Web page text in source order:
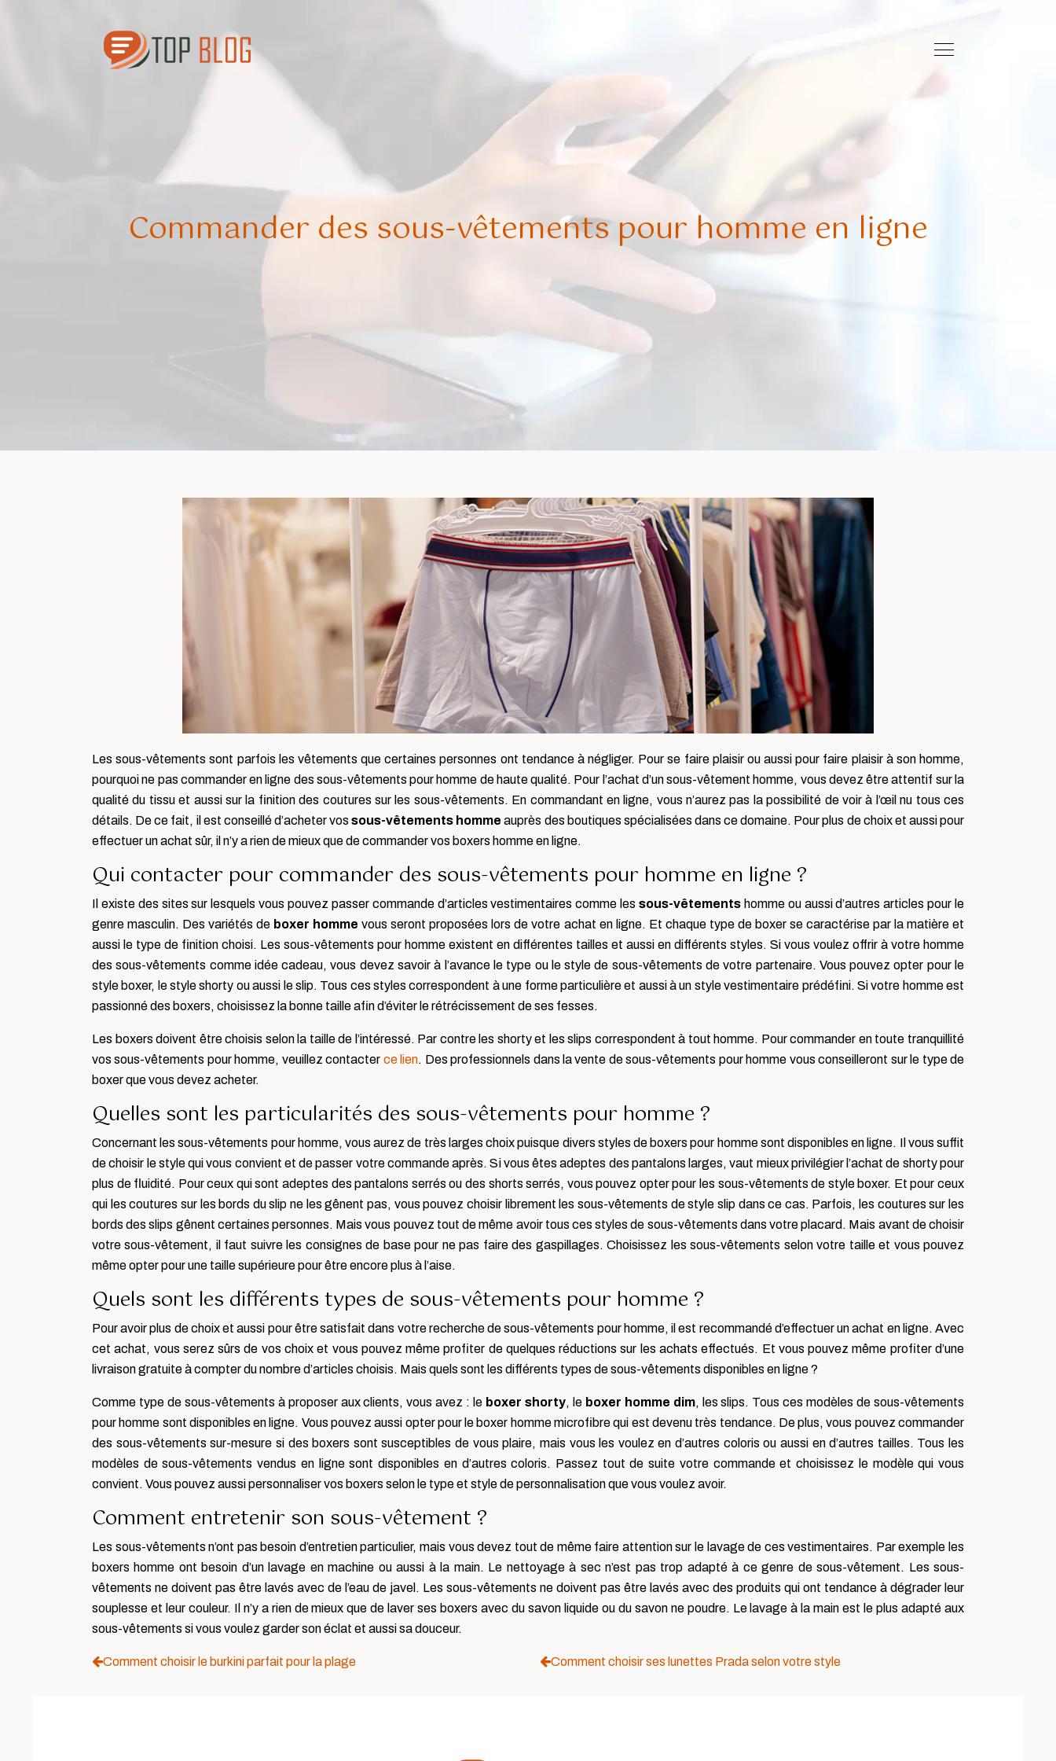
Commander des sous-vêtements pour homme en ligne
Les sous-vêtements sont parfois les vêtements que certaines personnes ont tendance à négliger. Pour se faire plaisir ou aussi pour faire plaisir à son homme,
pourquoi ne pas commander en ligne des sous-vêtements pour homme de haute qualité. Pour l’achat d’un sous-vêtement homme, vous devez être attentif sur la
qualité du tissu et aussi sur la finition des coutures sur les sous-vêtements. En commandant en ligne, vous n’aurez pas la possibilité de voir à l’œil nu tous ces
détails. De ce fait, il est conseillé d’acheter vossous-vêtements homme auprès des boutiques spécialisées dans ce domaine. Pour plus de choix et aussi pour
effectuer un achat sûr, il n’y a rien de mieux que de commander vos boxers homme en ligne.
Qui contacter pour commander des sous-vêtements pour homme en ligne ?
Il existe des sites sur lesquels vous pouvez passer commande d’articles vestimentaires comme les sous-vêtements homme ou aussi d’autres articles pour le
genre masculin. Des variétés de boxer homme vous seront proposées lors de votre achat en ligne. Et chaque type de boxer se caractérise par la matière et
aussi le type de finition choisi. Les sous-vêtements pour homme existent en différentes tailles et aussi en différents styles. Si vous voulez offrir à votre homme
des sous-vêtements comme idée cadeau, vous devez savoir à l’avance le type ou le style de sous-vêtements de votre partenaire. Vous pouvez opter pour le
style boxer, le style shorty ou aussi le slip. Tous ces styles correspondent à une forme particulière et aussi à un style vestimentaire prédéfini. Si votre homme est
passionné des boxers, choisissez la bonne taille afin d’éviter le rétrécissement de ses fesses.
Les boxers doivent être choisis selon la taille de l’intéressé. Par contre les shorty et les slips correspondent à tout homme. Pour commander en toute tranquillité
vos sous-vêtements pour homme, veuillez contacter ce lien. Des professionnels dans la vente de sous-vêtements pour homme vous conseilleront sur le type de
boxer que vous devez acheter.
Quelles sont les particularités des sous-vêtements pour homme ?
Concernant les sous-vêtements pour homme, vous aurez de très larges choix puisque divers styles de boxers pour homme sont disponibles en ligne. Il vous suffit
de choisir le style qui vous convient et de passer votre commande après. Si vous êtes adeptes des pantalons larges, vaut mieux privilégier l’achat de shorty pour
plus de fluidité. Pour ceux qui sont adeptes des pantalons serrés ou des shorts serrés, vous pouvez opter pour les sous-vêtements de style boxer. Et pour ceux
qui les coutures sur les bords du slip ne les gênent pas, vous pouvez choisir librement les sous-vêtements de style slip dans ce cas. Parfois, les coutures sur les
bords des slips gênent certaines personnes. Mais vous pouvez tout de même avoir tous ces styles de sous-vêtements dans votre placard. Mais avant de choisir
votre sous-vêtement, il faut suivre les consignes de base pour ne pas faire des gaspillages. Choisissez les sous-vêtements selon votre taille et vous pouvez
même opter pour une taille supérieure pour être encore plus à l’aise.
Quels sont les différents types de sous-vêtements pour homme ?
Pour avoir plus de choix et aussi pour être satisfait dans votre recherche de sous-vêtements pour homme, il est recommandé d’effectuer un achat en ligne. Avec
cet achat, vous serez sûrs de vos choix et vous pouvez même profiter de quelques réductions sur les achats effectués. Et vous pouvez même profiter d’une
livraison gratuite à compter du nombre d’articles choisis. Mais quels sont les différents types de sous-vêtements disponibles en ligne ?
Comme type de sous-vêtements à proposer aux clients, vous avez : le boxer shorty, le boxer homme dim, les slips. Tous ces modèles de sous-vêtements
pour homme sont disponibles en ligne. Vous pouvez aussi opter pour le boxer homme microfibre qui est devenu très tendance. De plus, vous pouvez commander
des sous-vêtements sur-mesure si des boxers sont susceptibles de vous plaire, mais vous les voulez en d’autres coloris ou aussi en d’autres tailles. Tous les
modèles de sous-vêtements vendus en ligne sont disponibles en d’autres coloris. Passez tout de suite votre commande et choisissez le modèle qui vous
convient. Vous pouvez aussi personnaliser vos boxers selon le type et style de personnalisation que vous voulez avoir.
Comment entretenir son sous-vêtement ?
Les sous-vêtements n’ont pas besoin d’entretien particulier, mais vous devez tout de même faire attention sur le lavage de ces vestimentaires. Par exemple les
boxers homme ont besoin d’un lavage en machine ou aussi à la main. Le nettoyage à sec n’est pas trop adapté à ce genre de sous-vêtement. Les sous-
vêtements ne doivent pas être lavés avec de l’eau de javel. Les sous-vêtements ne doivent pas être lavés avec des produits qui ont tendance à dégrader leur
souplesse et leur couleur. Il n’y a rien de mieux que de laver ses boxers avec du savon liquide ou du savon ne poudre. Le lavage à la main est le plus adapté aux
sous-vêtements si vous voulez garder son éclat et aussi sa douceur.
Comment choisir le burkini parfait pour la plage Comment choisir ses lunettes Prada selon votre style